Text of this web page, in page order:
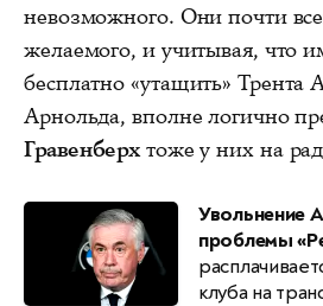
невозможного. Они почти
желаемого, и учитывая, что
бесплатно «утащить» Трента
Арнольда, вполне логично
Гравенберхтоже у них на
Увольнение
проблемы
клуба на